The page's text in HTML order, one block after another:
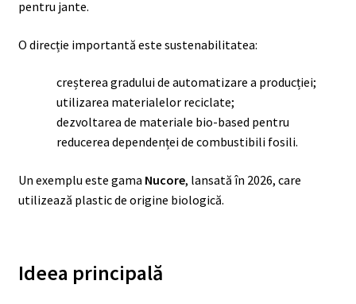
pentru jante.
O direcție importantă este sustenabilitatea:
creșterea gradului de automatizare a producției;
utilizarea materialelor reciclate;
dezvoltarea de materiale bio-based pentru
reducerea dependenței de combustibili fosili.
Un exemplu este gama Nucore, lansată în 2026, care
utilizează plastic de origine biologică.
Ideea principală